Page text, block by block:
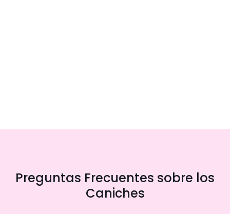
Preguntas Frecuentes sobre los
Caniches